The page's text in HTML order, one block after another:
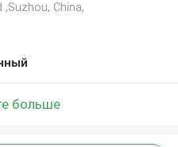
,Suzhou, China,
больше